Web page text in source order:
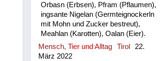
Orbasn (Erbsen), Pfram (Pflaumen),
ingsante Nigelan (Germteignockerln
mit Mohn und Zucker bestreut),
Meahlan (Karotten), Oalan (Eier).
Mensch, Tier und Alltag
Tirol
22.
März 2022